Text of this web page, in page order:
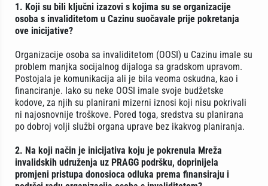
1. Koji su bili ključni izazovi s kojima su se organizacije
osoba s invaliditetom u Cazinu suočavale prije pokretanja
ove inicijative?
Organizacije osoba sa invaliditetom (OOSI) u Cazinu imale su
problem manjka socijalnog dijaloga sa gradskom upravom.
Postojala je komunikacija ali je bila veoma oskudna, kao i
financiranje. Iako su neke OOSI imale svoje budžetske
kodove, za njih su planirani mizerni iznosi koji nisu pokrivali
ni najosnovnije troškove. Pored toga, sredstva su planirana
po dobroj volji službi organa uprave bez ikakvog planiranja.
2. Na koji način je inicijativa koju je pokrenula Mreža
invalidskih udruženja uz PRAGG podršku, doprinijela
promjeni pristupa donosioca odluka prema finansiraju i